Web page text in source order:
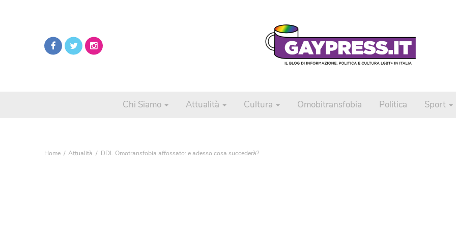
Chi Siamo Attualità Cultura Omobitransfobia Politica Sport
Home Attualità DDL Omotransfobia affossato: e adesso cosa succederà?